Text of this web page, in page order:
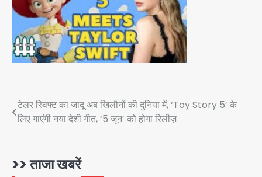
Post
navigation
टेलर स्विफ्ट का जादू अब खिलौनों की दुनिया में, ‘Toy Story 5’ के
लिए गाएंगी नया देशी गीत, ‘5 जून’ को होगा रिलीज़
>> ताजा खबरें
5
कांवड़ियों पर विवादित बयान, BJP विधायक ने
कराई FIR, NSA की मांग
Avinash Kumar
Har Ghar Tiranga Campaign:
गौतमबुद्धनगर में 9 से 17 अगस्त तक चलेगा जन-
2
एंटी-बर्गलरी सेल की बड़ी कामयाबी, चोरी के